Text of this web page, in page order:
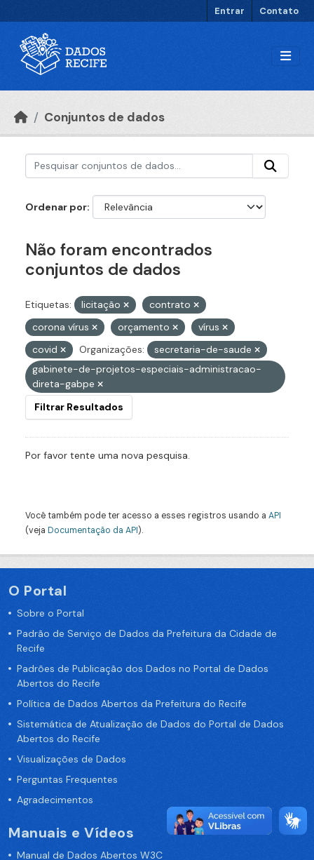
Entrar Contato
Conjuntos de dados
Ordenar por
Não foram encontrados
conjuntos de dados
Etiquetas: licitação
contrato
corona vírus
orçamento
vírus
covid
Organizações:
secretaria-de-saude
gabinete-de-projetos-especiais-administracao-
direta-gabpe
Filtrar Resultados
Por favor tente uma nova pesquisa.
Você também pode ter acesso a esses registros usando a API
(veja Documentação da API).
O Portal
Sobre o Portal
Padrão de Serviço de Dados da Prefeitura da Cidade de
Recife
Padrões de Publicação dos Dados no Portal de Dados
Abertos do Recife
Política de Dados Abertos da Prefeitura do Recife
Sistemática de Atualização de Dados do Portal de Dados
Abertos do Recife
Visualizações de Dados
Perguntas Frequentes
Agradecimentos
Manuais e Vídeos
Manual de Dados Abertos W3C